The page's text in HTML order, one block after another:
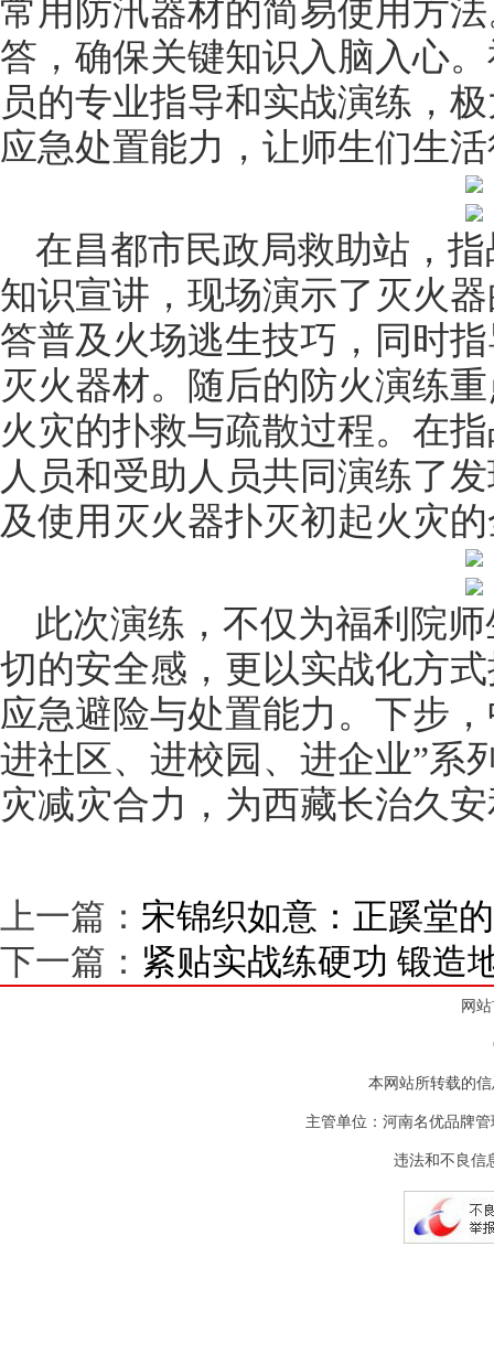
常用防汛器材的简易使用方
答，确保关键知识入脑入心
员的专业指导和实战演练，
应急处置能力，让师生们生
在昌都市民政局救助站，
知识宣讲，现场演示了灭火
答普及火场逃生技巧，同时
灭火器材。随后的防火演练
火灾的扑救与疏散过程。在
人员和受助人员共同演练了
及使用灭火器扑灭初起火灾
此次演练，不仅为福利院
切的安全感，更以实战化方
应急避险与处置能力。下步
进社区、进校园、进企业”系
灾减灾合力，为西藏长治久
上一篇： 宋锦织如意：正蹊堂
下一篇： 紧贴实战练硬功 锻造
网
本网站所转载的
主管单位：河南名优品牌
违法和不良信